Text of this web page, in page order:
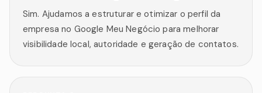
Sim. Ajudamos a estruturar e otimizar o perfil da
empresa no Google Meu Negócio para melhorar
visibilidade local, autoridade e geração de contatos.